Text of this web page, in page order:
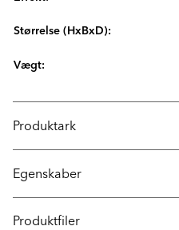
Størrelse (HxBxD):
Vægt:
Produktark
Egenskaber
Produktfiler